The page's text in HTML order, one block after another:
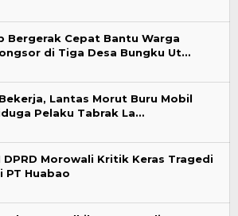
Bergerak Cepat Bantu Warga
di Tiga Desa Bungku Ut…
Lantas Morut Buru Mobil
Pelaku Tabrak La…
DPRD Morowali Kritik Keras Tragedi
PT Huabao